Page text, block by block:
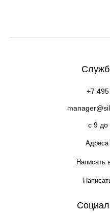
+7
c 9
Адреса
Написать